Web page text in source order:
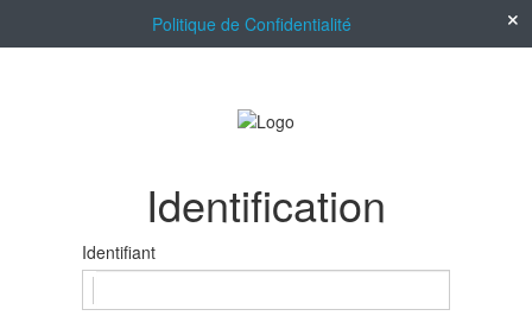
Politique de Confidentialité
Identification
Identifiant